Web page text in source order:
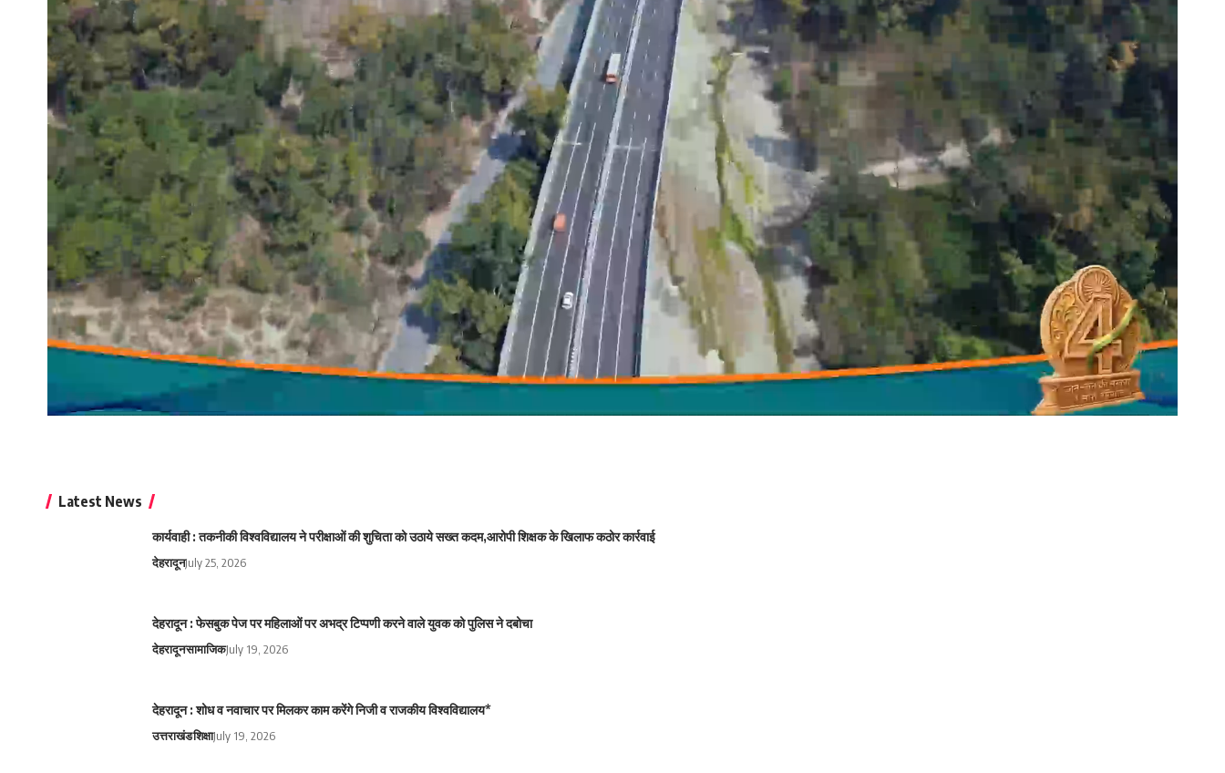
Latest News
कार्यवाही : तकनीकी विश्वविद्यालय ने परीक्षाओं की शुचिता को उठाये सख्त कदम,आरोपी शिक्षक के खिलाफ कठोर कार्रवाई
देहरादूनJuly 25, 2026
देहरादून : फेसबुक पेज पर महिलाओं पर अभद्र टिप्पणी करने वाले युवक को पुलिस ने दबोचा
देहरादूनसामाजिकJuly 19, 2026
देहरादून : शोध व नवाचार पर मिलकर काम करेंगे निजी व राजकीय विश्वविद्यालय*
उत्तराखंडशिक्षाJuly 19, 2026